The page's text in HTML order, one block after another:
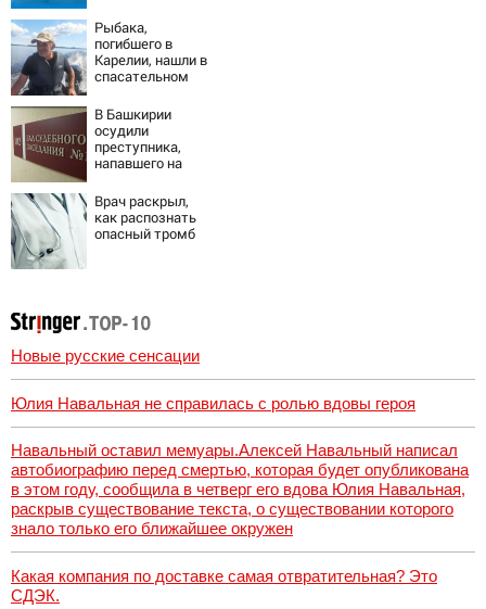
остановившего
мальчишек на
поле с горохом
Рыбака,
погибшего в
Карелии, нашли в
спасательном
В Башкирии
осудили
преступника,
напавшего на
застолья
Врач раскрыл,
как распознать
опасный тромб
Новые русские сенсации
Юлия Навальная не справилась с ролью вдовы героя
Навальный оставил мемуары.Алексей Навальный написал
автобиографию перед смертью, которая будет опубликована
в этом году, сообщила в четверг его вдова Юлия Навальная,
раскрыв существование текста, о существовании которого
знало только его ближайшее окружен
Какая компания по доставке самая отвратительная? Это
СДЭК.